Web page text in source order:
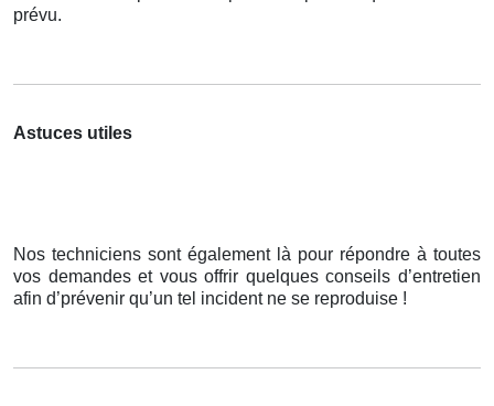
prévu.
Astuces utiles
Nos techniciens sont également là pour répondre à toutes
vos demandes et vous offrir quelques conseils d’entretien
afin d’prévenir qu’un tel incident ne se reproduise !